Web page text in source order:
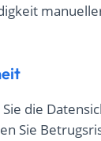
die
Sie